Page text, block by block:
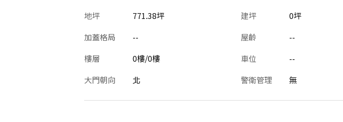
建坪 0坪
地坪 771.38坪
加蓋格局
-- 屋齡 --
樓層
0樓/0樓 車位 --
大門朝向
北 警衛管理 無